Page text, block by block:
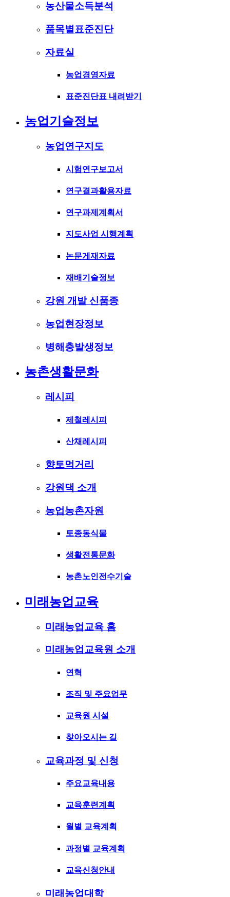
농산물소득분석
품목별표준진단
자료실
농업경영자료
표준진단표 내려받기
농업기술정보
농업연구지도
시험연구보고서
연구결과활용자료
연구과제계획서
지도사업 시행계획
논문게재자료
재배기술정보
강원 개발 신품종
농업현장정보
병해충발생정보
농촌생활문화
레시피
제철레시피
산채레시피
향토먹거리
강원댁 소개
농업농촌자원
토종동식물
생활전통문화
농촌노인전수기술
미래농업교육
미래농업교육 홈
미래농업교육원 소개
연혁
조직 및 주요업무
교육원 시설
찾아오시는 길
교육과정 및 신청
주요교육내용
교육훈련계획
월별 교육계획
과정별 교육계획
교육신청안내
미래농업대학